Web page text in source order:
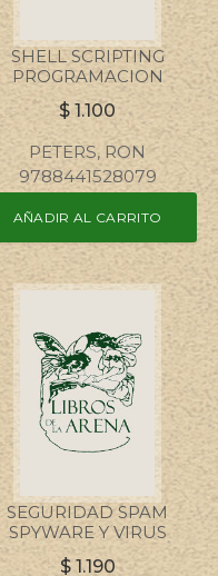
SHELL SCRIPTING
PROGRAMACION
$ 1.100
PETERS, RON
9788441528079
AÑADIR AL CARRITO
SEGURIDAD SPAM
SPYWARE Y VIRUS
$ 1.190